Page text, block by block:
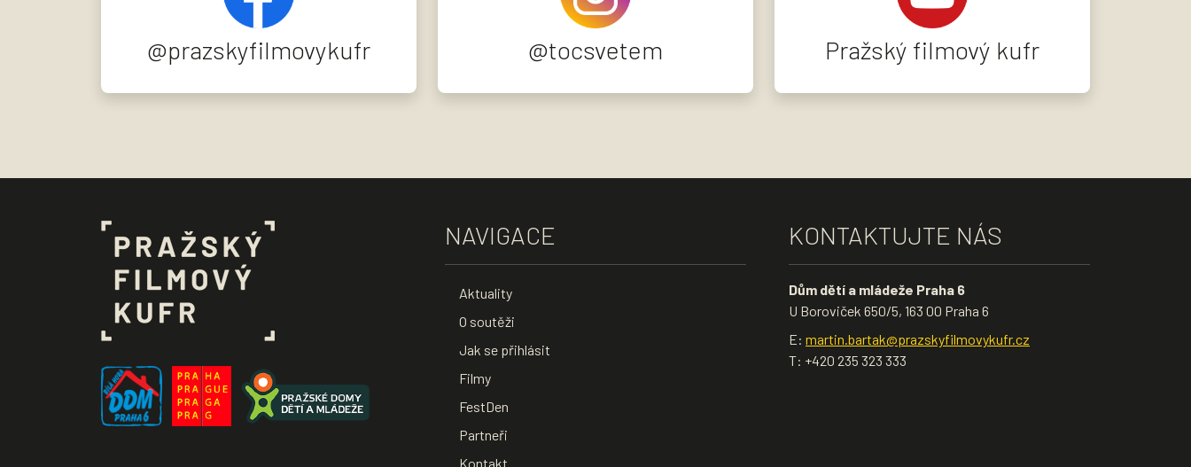
@prazskyfilmovykufr @tocsvetem Pražský filmový kufr
NAVIGACE
Aktuality
O soutěži
Jak se přihlásit
Filmy
FestDen
Partneři
Kontakt
KONTAKTUJTE NÁS
Dům dětí a mládeže Praha 6
U Boroviček 650/5, 163 00 Praha 6
E: martin.bartak@prazskyfilmovykufr.cz
T: +420 235 323 333